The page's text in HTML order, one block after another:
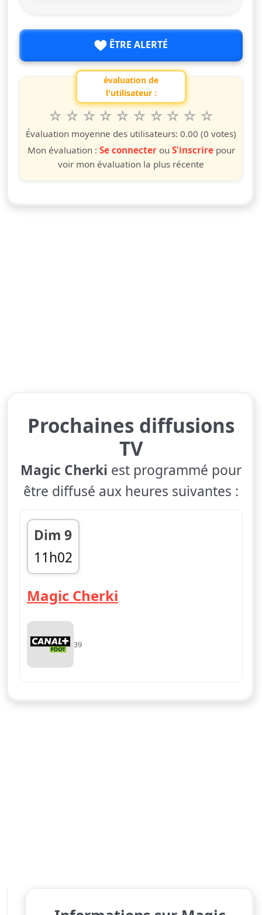
ÊTRE ALERTÉ
évaluation de
l'utilisateur :
questo spettacolo da 1 a 10 étoiles
10
étoiles
9
étoiles
8
étoiles
7
étoiles
6
étoiles
5
étoiles
4
étoiles
3
étoiles
2
étoiles
étoile
Évaluation moyenne des utilisateurs: 0.00 (0 votes)
Mon évaluation : Se connecterou S'inscrirepour
voir mon évaluation la plus récente
Prochaines diffusions
TV
Magic Cherki est programmé pour
être diffusé aux heures suivantes :
Dim 9
11h02
11h36
Magic Cherki
39